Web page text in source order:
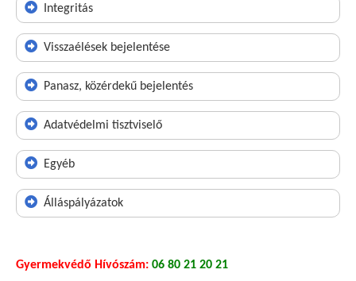
Integritás
Visszaélések bejelentése
Panasz, közérdekű bejelentés
Adatvédelmi tisztviselő
Egyéb
Álláspályázatok
Gyermekvédő Hívószám: 06 80 21 20 21